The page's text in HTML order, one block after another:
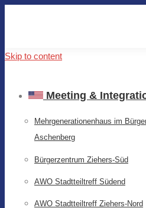
Skip to content
Meeting &
Mehrgenerationenhaus im
Aschenberg
Bürgerzentrum Ziehers-Süd
AWO Stadtteiltreff Südend
AWO Stadtteiltreff Ziehers-Nord